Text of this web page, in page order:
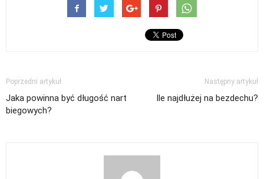
Poprzedni artykuł
Jaka powinna być długość nart
biegowych?
Następny artykuł
Ile najdłużej na bezdechu?